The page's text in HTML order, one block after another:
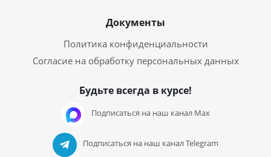
Документы
Политика конфиденциальности
Согласие на обработку персональных данных
Будьте всегда в курсе!
Подписаться на наш канал Max
Подписаться на наш канал Telegram